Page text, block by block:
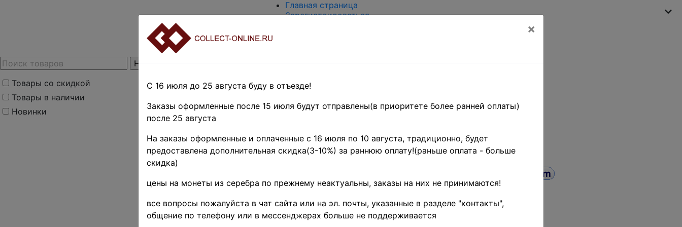
Товары со скидкой
Товары в наличии
Новинки
Главная страница
Зарегистрироваться
Оценка и покупка
Поиск по магазину
Главная
Филателия
»РСФСР -
»СССР
гг. »1946
г. ♦♦
×
С 16 июля до 25 августа буду в отъезде!
Заказы оформленные после 15 июля будут отправлены(в приоритете более ранней оплаты)
после 25 августа
На заказы оформленные и оплаченные с 16 июля по 10 августа, традиционно, будет
предоставлена дополнительная скидка(3-10%) за раннюю оплату!(раньше оплата - больше
скидка)
цены на монеты из серебра по прежнему неактуальны, заказы на них не принимаются!
все вопросы пожалуйста в чат сайта или на эл. почты, указанные в разделе "контакты",
общение по телефону или в мессенджерах больше не поддерживается